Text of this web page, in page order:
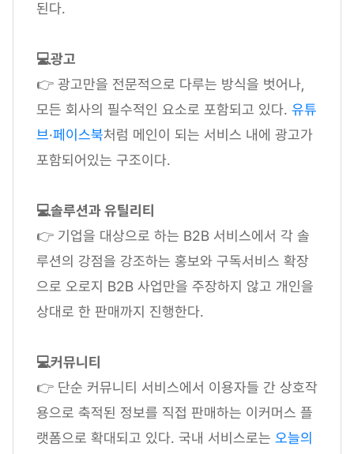
된다.
💻광고
👉 광고만을 전문적으로 다루는 방식을 벗어나,
모든 회사의 필수적인 요소로 포함되고 있다. 유튜
브·페이스북처럼 메인이 되는 서비스 내에 광고가
포함되어있는 구조이다.
💻솔루션과 유틸리티
👉 기업을 대상으로 하는 B2B 서비스에서 각 솔
루션의 강점을 강조하는 홍보와 구독서비스 확장
으로 오로지 B2B 사업만을 주장하지 않고 개인을
상대로 한 판매까지 진행한다.
💻커뮤니티
👉 단순 커뮤니티 서비스에서 이용자들 간 상호작
용으로 축적된 정보를 직접 판매하는 이커머스 플
랫폼으로 확대되고 있다. 국내 서비스로는 오늘의